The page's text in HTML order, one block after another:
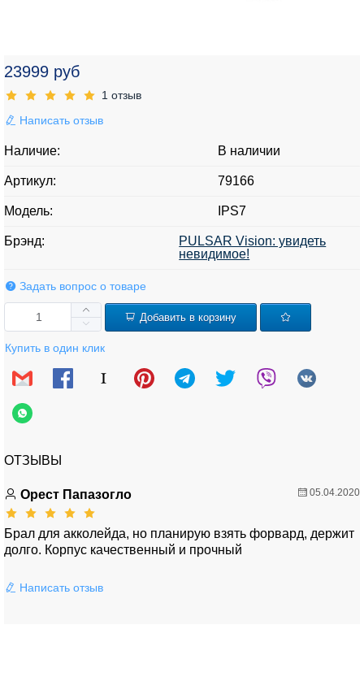
23999 руб
1 отзыв
Написать отзыв
Наличие: В наличии
Артикул: 79166
Модель: IPS7
Брэнд:
PULSAR Vision: увидеть
невидимое!
Задать вопрос о товаре
Добавить в корзину
Купить в один клик
ОТЗЫВЫ
Орест Папазогло 05.04.2020
Брал для акколейда, но планирую взять форвард, держит
долго. Корпус качественный и прочный
Написать отзыв